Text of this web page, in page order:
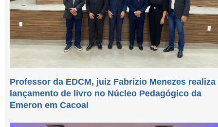
Professor da EDCM, juiz Fabrízio Menezes realiza
lançamento de livro no Núcleo Pedagógico da
Emeron em Cacoal